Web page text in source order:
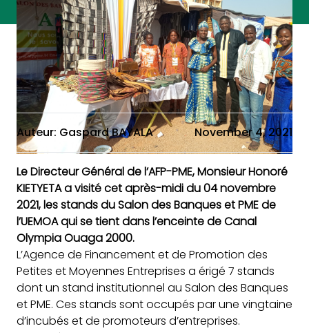
Auteur: Gaspard BAYALA November 4, 2021
Le Directeur Général de l’AFP-PME, Monsieur Honoré
KIETYETA a visité cet après-midi du 04 novembre
2021, les stands du Salon des Banques et PME de
l’UEMOA qui se tient dans l’enceinte de Canal
Olympia Ouaga 2000.
L’Agence de Financement et de Promotion des
Petites et Moyennes Entreprises a érigé 7 stands
dont un stand institutionnel au Salon des Banques
et PME. Ces stands sont occupés parune vingtaine
d’incubés et de promoteurs d’entreprises.